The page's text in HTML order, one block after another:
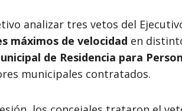
analizar tres vetos del
máximos de velocidad en
de Residencia para
municipales contratados.